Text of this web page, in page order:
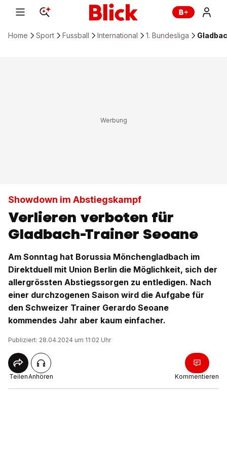
Home Sport Fussball International 1. Bundesliga
Showdown im Abstiegskampf
Verlieren verboten für
Gladbach-Trainer Seoane
Am Sonntag hat Borussia Mönchengladbach im
Direktduell mit Union Berlin die Möglichkeit, sich der
allergrössten Abstiegssorgen zu entledigen. Nach
einer durchzogenen Saison wird die Aufgabe für
den Schweizer Trainer Gerardo Seoane
kommendes Jahr aber kaum einfacher.
Publiziert: 28.04.2024 um 11:02 Uhr
TeilenAnhören Kommentieren